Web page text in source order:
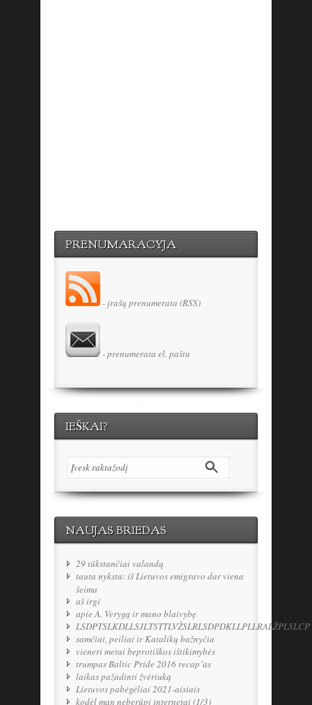
PRENUMARACYJA
- įrašų prenumerata (RSS)
- prenumerata el. paštu
IEŠKAI?
NAUJAS BRIEDAS
29 tūkstančiai valandų
tauta nyksta: iš Lietuvos emigravo dar viena
šeima
aš irgi
apie A. Verygą ir mano blaivybę
LSDPTSLKDLLSJLTSTTLVŽSLRLSDPDKLLPLLRALŽPLSLCP
samčiai, peiliai ir Katalikų bažnyčia
vieneri metai beprotiškos ištikimybės
trumpas Baltic Pride 2016 recap’as
laikas pažadinti žvėriuką
Lietuvos pabėgėliai 2021-aisiais
kodėl man neberūpi internetai (1/3)